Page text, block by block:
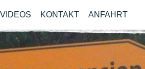
KONTAKT ANFAHRT